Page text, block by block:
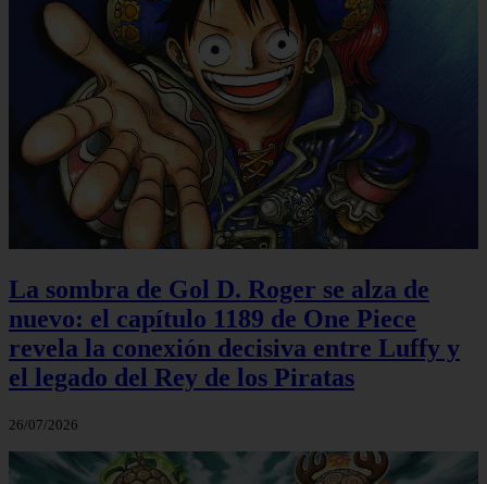
La sombra de Gol D. Roger se alza de
nuevo: el capítulo 1189 de One Piece
revela la conexión decisiva entre Luffy y
el legado del Rey de los Piratas
26/07/2026